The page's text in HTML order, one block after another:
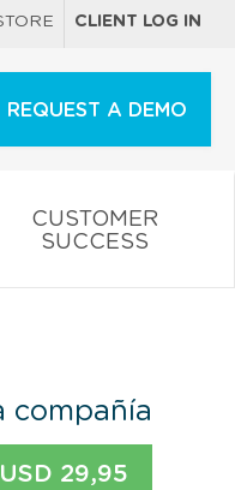
CLIENT LOG IN
REQUEST A DEMO
CUSTOMER
SUCCESS
compañía
USD 29,95